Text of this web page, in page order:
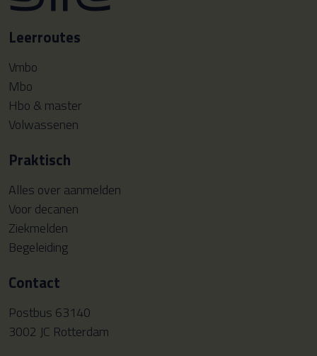
Leerroutes
Vmbo
Mbo
Hbo & master
Volwassenen
Praktisch
Alles over aanmelden
Voor decanen
Ziekmelden
Begeleiding
Contact
Postbus 63140
3002 JC Rotterdam